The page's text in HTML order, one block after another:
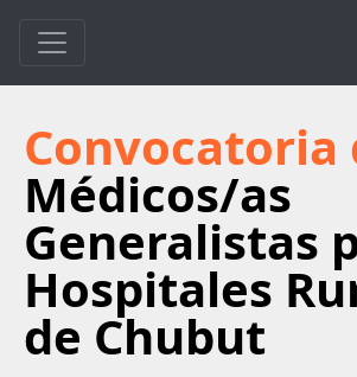
Convocatoria
Médicos/as
Generalistas
Hospitales
de Chubut